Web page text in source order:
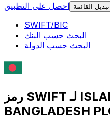
احصل على التطبيق
تبديل القائمة
SWIFT/BIC
البحث حسب البنك
البحث حسب الدولة
رمز SWIFT لـ ISLAMI BANK